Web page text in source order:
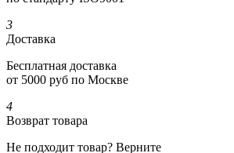
3
Доставка
Бесплатная доставка
от 5000 руб по Москве
4
Возврат товара
Не подходит товар? Верните